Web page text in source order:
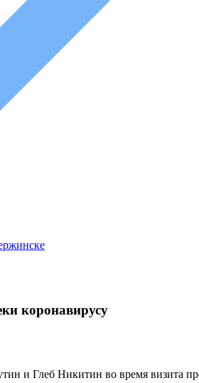
коронавирусу
и Глеб Никитин во время визита